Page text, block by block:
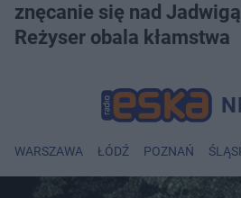
znęcanie się nad
Reżyser obala kłamstwa
WARSZAWA ŁÓDŹ POZNAŃ